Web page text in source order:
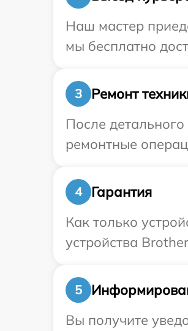
Наш мастер
мы бесплатно
3
Ремонт
После
ремонтные
4
Гарантия
Как только
устройства
5
Вы получите